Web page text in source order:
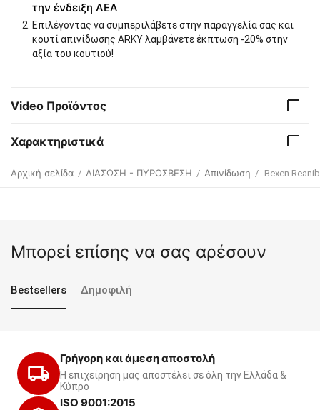
την ένδειξη ΑΕΑ
Επιλέγοντας να συμπεριλάβετε στην παραγγελία σας και
κουτί απινίδωσης ARKY λαμβάνετε έκπτωση -20% στην
αξία του κουτιού!
Video Προϊόντος
Χαρακτηριστικά
Αρχική σελίδα / ΔΙΑΣΩΣΗ - ΠΥΡΟΣΒΕΣΗ / Απινίδωση / Bexen
Μπορεί επίσης να σας αρέσουν
Bestsellers Δημοφιλή
Γρήγορη και άμεση αποστολή
Η επιχείρηση μας αποστέλει σε όλη την Ελλάδα &
Κύπρο
ISO 9001:2015